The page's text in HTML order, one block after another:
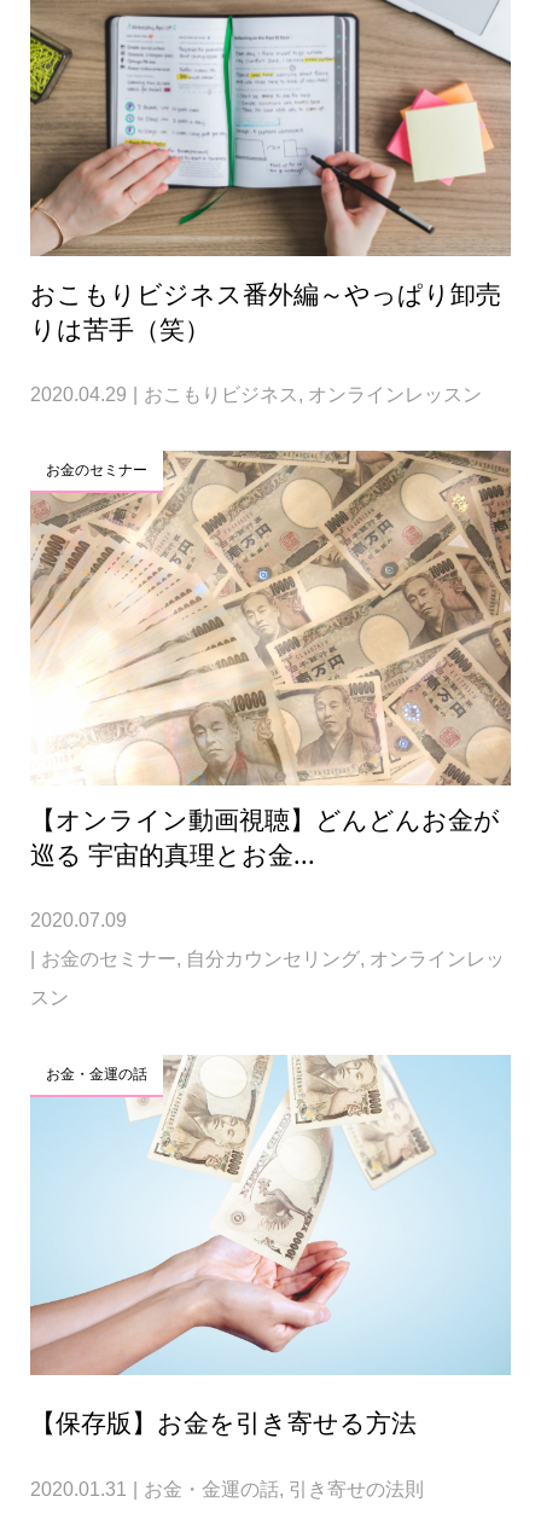
おこもりビジネス番外編～やっぱり卸売
りは苦手（笑）
2020.04.29 おこもりビジネス , オンラインレッスン
お金のセミナー
【オンライン動画視聴】どんどんお金が
巡る 宇宙的真理とお金...
2020.07.09
お金のセミナー, 自分カウンセリング, オンラインレッ
スン
お金・金運の話
【保存版】お金を引き寄せる方法
2020.01.31 お金・金運の話, 引き寄せの法則